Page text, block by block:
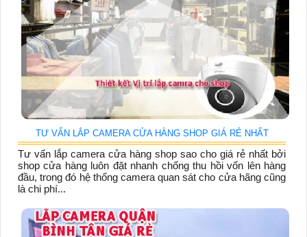
TƯ VẤN LẮP CAMERA CỬA HÀNG SHOP GIÁ RẺ NHẤT
Tư vấn lắp camera cửa hàng shop sao cho giá rẻ nhất bởi
shop cửa hàng luôn đặt nhanh chống thu hồi vốn lên hàng
đầu, trong đó hệ thống camera quan sát cho cửa hãng cũng
là chi phí...